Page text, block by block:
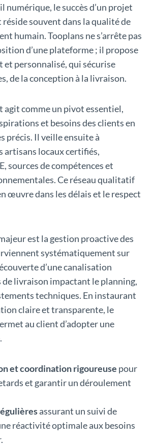
numérique, le succès d’un projet
réside souvent dans la qualité de
humain. Tooplans ne s’arrête pas
d’une plateforme ; il propose
et personnalisé, qui sécurise
de la conception à la livraison.
agit comme un pivot essentiel,
et besoins des clients en
précis. Il veille ensuite à
artisans locaux certifiés,
sources de compétences et
Ce réseau qualitatif
œuvre dans les délais et le respect
est la gestion proactive des
systématiquement sur
d’une canalisation
de livraison impactant le planning,
techniques. En instaurant
claire et transparente, le
au client d’adopter une
et coordination rigoureuse pour
et garantir un déroulement
assurant un suivi de
réactivité optimale aux besoins